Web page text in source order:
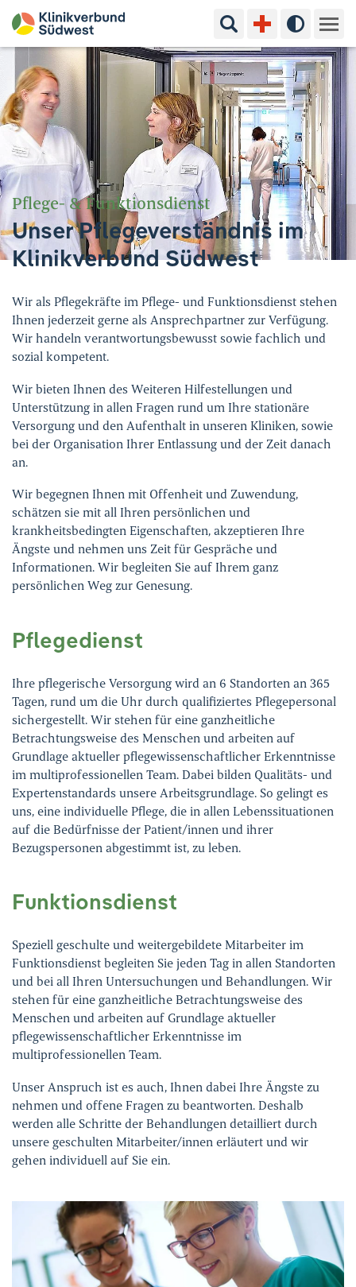
Suchbegriff eingeben
Hoher
Kliniken & Experten
Ihr Aufenthalt
Pflege & Beratung
Ausbildung & Studium
Jobs & Karriere
Standorte & Kontakt Aktuelles
Veranstaltungen
Ihre Meinung ist uns wichtig!
Pflege- & Funktionsdienst
Unser Pflegeverständnis im
Klinikverbund Südwest
Wir als Pflegekräfte im Pflege- und Funktionsdienst stehen
Ihnen jederzeit gerne als Ansprechpartner zur Verfügung.
Wir handeln verantwortungsbewusst sowie fachlich und
sozial kompetent.
Wir bieten Ihnen des Weiteren Hilfestellungen und
Unterstützung in allen Fragen rund um Ihre stationäre
Versorgung und den Aufenthalt in unseren Kliniken, sowie
bei der Organisation Ihrer Entlassung und der Zeit danach
an.
Wir begegnen Ihnen mit Offenheit und Zuwendung,
schätzen sie mit all Ihren persönlichen und
krankheitsbedingten Eigenschaften, akzeptieren Ihre
Ängste und nehmen uns Zeit für Gespräche und
Informationen. Wir begleiten Sie auf Ihrem ganz
persönlichen Weg zur Genesung.
Pflegedienst
Ihre pflegerische Versorgung wird an 6 Standorten an 365
Tagen, rund um die Uhr durch qualifiziertes Pflegepersonal
sichergestellt. Wir stehen für eine ganzheitliche
Betrachtungsweise des Menschen und arbeiten auf
Grundlage aktueller pflegewissenschaftlicher Erkenntnisse
im multiprofessionellen Team. Dabei bilden Qualitäts- und
Expertenstandards unsere Arbeitsgrundlage. So gelingt es
uns, eine individuelle Pflege, die in allen Lebenssituationen
auf die Bedürfnisse der Patient/innen und ihrer
Bezugspersonen abgestimmt ist, zu leben.
Funktionsdienst
Speziell geschulte und weitergebildete Mitarbeiter im
Funktionsdienst begleiten Sie jeden Tag in allen Standorten
und bei all Ihren Untersuchungen und Behandlungen. Wir
stehen für eine ganzheitliche Betrachtungsweise des
Menschen und arbeiten auf Grundlage aktueller
pflegewissenschaftlicher Erkenntnisse im
multiprofessionellen Team.
Unser Anspruch ist es auch, Ihnen dabei Ihre Ängste zu
nehmen und offene Fragen zu beantworten. Deshalb
werden alle Schritte der Behandlungen detailliert durch
unsere geschulten Mitarbeiter/innen erläutert und wir
gehen individuell auf Sie ein.